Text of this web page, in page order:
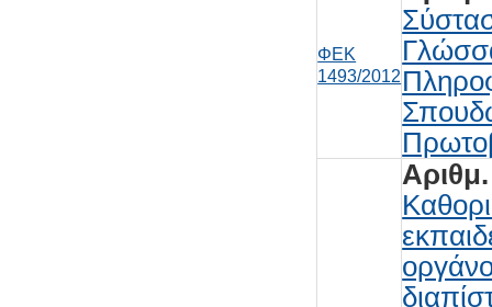
ΦΕΚ
1493/2012